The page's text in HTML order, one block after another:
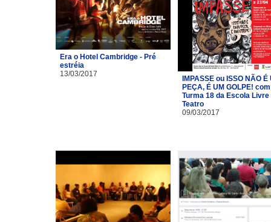
Era o Hotel Cambridge - Pré
estréia
13/03/2017
IMPASSE ou ISSO NÃO É
PEÇA, É UM GOLPE!
Turma 18 da Escola Livre
Teatro​
09/03/2017